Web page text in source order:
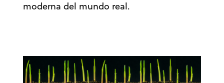
moderna del mundo real.